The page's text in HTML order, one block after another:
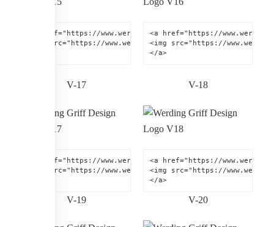
<a href="https://www.werding.de" title="Werding Griff-
<img src="https://www.werding.de/images/werding-griff-
<a href="https://
<img src="https://
</a>
V-17
<a href="https://www.werding.de" title="Werding Griff-
<img src="https://www.werding.de/images/werding-griff-
V-18
<a href="https://
<img src="https://
</a>
V-19 V-20